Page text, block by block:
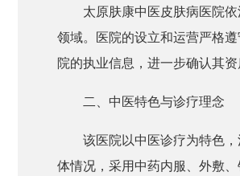
太原肤康中医皮肤病医院
领域。医院的设立和运营严格
院的执业信息，进一步确认其资
二、中医特色与诊疗理念
该医院以中医诊疗为特色
体情况，采用中药内服、外敷